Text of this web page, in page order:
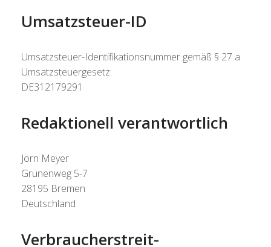
Umsatzsteuer-ID
Umsatzsteuer-Identifikationsnummer gemäß § 27 a
Umsatzsteuergesetz:
DE312179291
Redaktionell verantwortlich
Jörn Meyer
Grünenweg 5-7
28195 Bremen
Deutschland
Verbraucher­streit­